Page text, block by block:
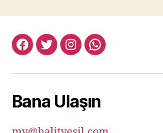
facebook:halityesil
twitter:halityesil
instagram:halityesil
whatsapp:0545
82
Bana Ulaşın